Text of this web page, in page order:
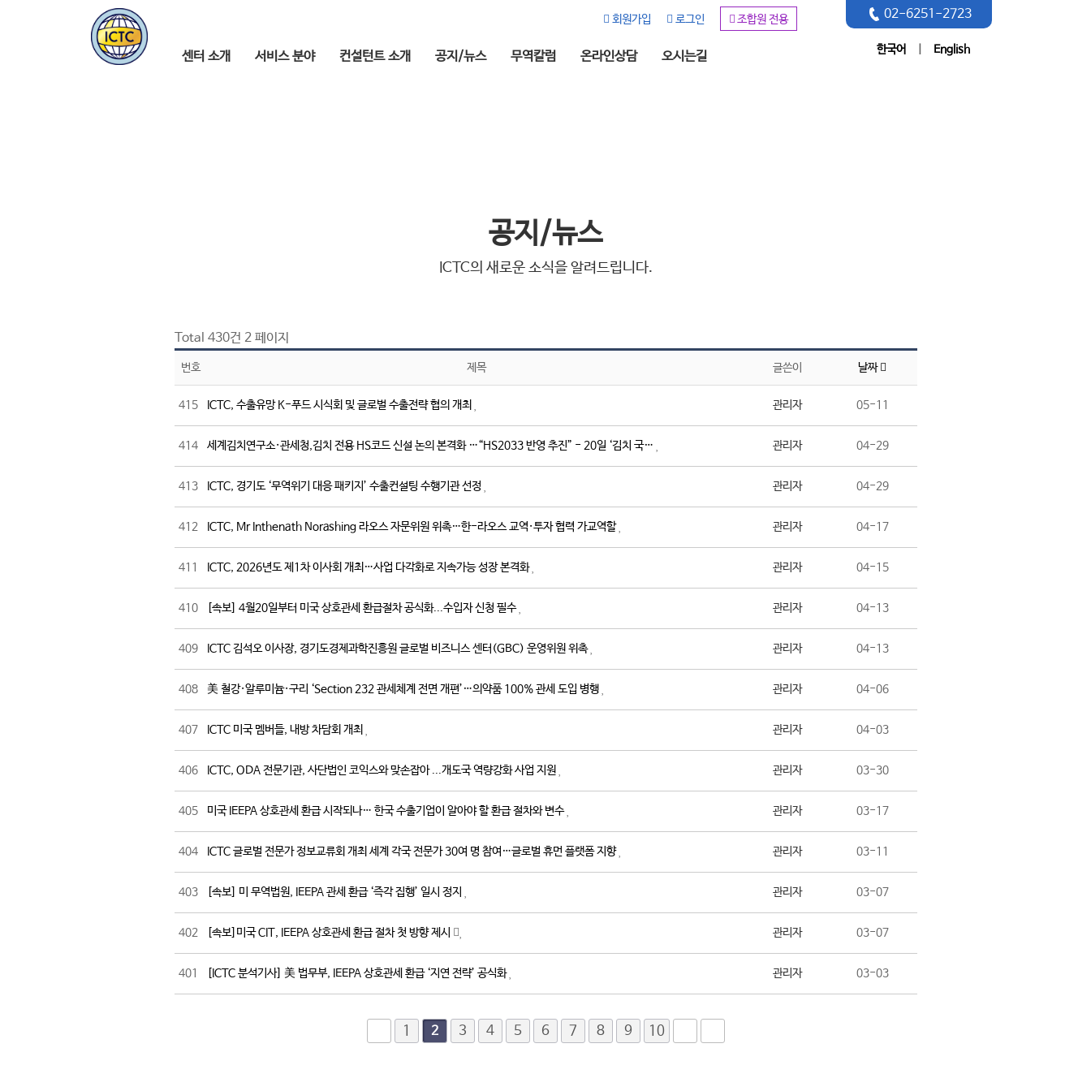
센터 소개 서비스 분야 컨설턴트 소개 공지/뉴스 무역칼럼 온라인상담 오시는길
회원가입 로그인 조합원 전용 02-6251-2723
한국어 English
공지/뉴스
ICTC의 새로운 소식을 알려드립니다.
Total 430건 2 페이지
번호 제목 글쓴이 날짜
415 ICTC, 수출유망 K-푸드 시식회 및 글로벌 수출전략 협의 개최 관리자 05-11
414 세계김치연구소·관세청,김치 전용 HS코드 신설 논의 본격화 …“HS2033 반영 추진” - 20일 ‘김치 국… 관리자 04-29
413 ICTC, 경기도 ‘무역위기 대응 패키지’ 수출컨설팅 수행기관 선정 관리자 04-29
412 ICTC, Mr Inthenath Norashing 라오스 자문위원 위촉…한-라오스 교역·투자 협력 가교역할 관리자 04-17
411 ICTC, 2026년도 제1차 이사회 개최…사업 다각화로 지속가능 성장 본격화 관리자 04-15
410 [속보] 4월20일부터 미국 상호관세 환급절차 공식화...수입자 신청 필수 관리자 04-13
409 ICTC 김석오 이사장, 경기도경제과학진흥원 글로벌 비즈니스 센터(GBC) 운영위원 위촉 관리자 04-13
408 美 철강·알루미늄·구리 ‘Section 232 관세체계 전면 개편’…의약품 100% 관세 도입 병행 관리자 04-06
407 ICTC 미국 멤버들, 내방 차담회 개최 관리자 04-03
406 ICTC, ODA 전문기관, 사단법인 코익스와 맞손잡아 ...개도국 역량강화 사업 지원 관리자 03-30
405 미국 IEEPA 상호관세 환급 시작되나… 한국 수출기업이 알아야 할 환급 절차와 변수 관리자 03-17
404 ICTC 글로벌 전문가 정보교류회 개최 세계 각국 전문가 30여 명 참여…글로벌 휴먼 플랫폼 지향 관리자 03-11
403 [속보] 미 무역법원, IEEPA 관세 환급 ‘즉각 집행’ 일시 정지 관리자 03-07
402 [속보]미국 CIT, IEEPA 상호관세 환급 절차 첫 방향 제시 관리자 03-07
401 [ICTC 분석기사] 美 법무부, IEEPA 상호관세 환급 ‘지연 전략’ 공식화 관리자 03-03
1 2 3 4 5 6 7 8 9 10